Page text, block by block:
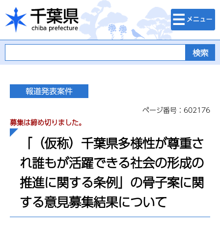
千葉県
検索・メニュ
ー
ページ番号：602176
募集は締め切りました。
「（仮称）千葉県多様性が尊重さ
れ誰もが活躍できる社会の形成の
推進に関する条例」の骨子案に関
する意見募集結果について